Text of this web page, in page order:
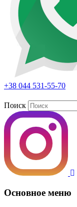
+38 044 531-55-70
Поиск
Основное меню